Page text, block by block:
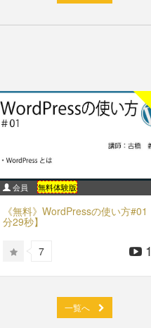
会員 無料体験版
《無料》WordPressの使い方#01
分29秒】
7
一覧へ